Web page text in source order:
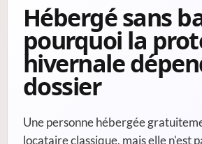
Hébergé sans
pourquoi la
hivernale
dossier
Une personne hébergée
locataire classique, mais elle n'est